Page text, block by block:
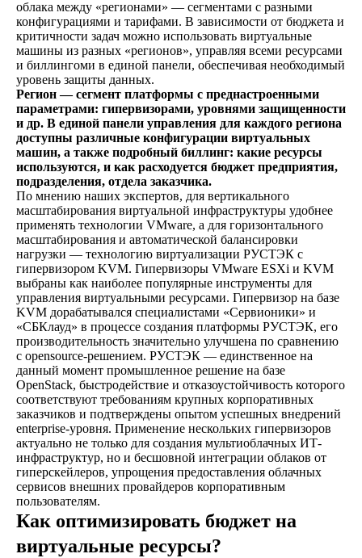
облака между «регионами» — сегментами с разными
конфигурациями и тарифами. В зависимости от бюджета и
критичности задач можно использовать виртуальные
машины из разных «регионов», управляя всеми ресурсами
и биллингоми в единой панели, обеспечивая необходимый
уровень защиты данных.
Регион — сегмент платформы с преднастроенными
параметрами: гипервизорами, уровнями защищенности
и др. В единой панели управления для каждого региона
доступны различные конфигурации виртуальных
машин, а также подробный биллинг: какие ресурсы
используются, и как расходуется бюджет предприятия,
подразделения, отдела заказчика.
По мнению наших экспертов, для вертикального
масштабирования виртуальной инфраструктуры удобнее
применять технологии VMware, а для горизонтального
масштабирования и автоматической балансировки
нагрузки — технологию виртуализации РУСТЭК с
гипервизором KVM. Гипервизоры VMware ESXi и KVM
выбраны как наиболее популярные инструменты для
управления виртуальными ресурсами. Гипервизор на базе
KVM дорабатывался специалистами «Сервионики» и
«СБКлауд» в процессе создания платформы РУСТЭК, его
производительность значительно улучшена по сравнению
с opensource-решением. РУСТЭК — единственное на
данный момент промышленное решение на базе
OpenStack, быстродействие и отказоустойчивость которого
соответствуют требованиям крупных корпоративных
заказчиков и подтверждены опытом успешных внедрений
enterprise-уровня. Применение нескольких гипервизоров
актуально не только для создания мультиоблачных ИТ-
инфраструктур, но и бесшовной интеграции облаков от
гиперскейлеров, упрощения предоставления облачных
сервисов внешних провайдеров корпоративным
пользователям.
Как оптимизировать бюджет на
виртуальные ресурсы?